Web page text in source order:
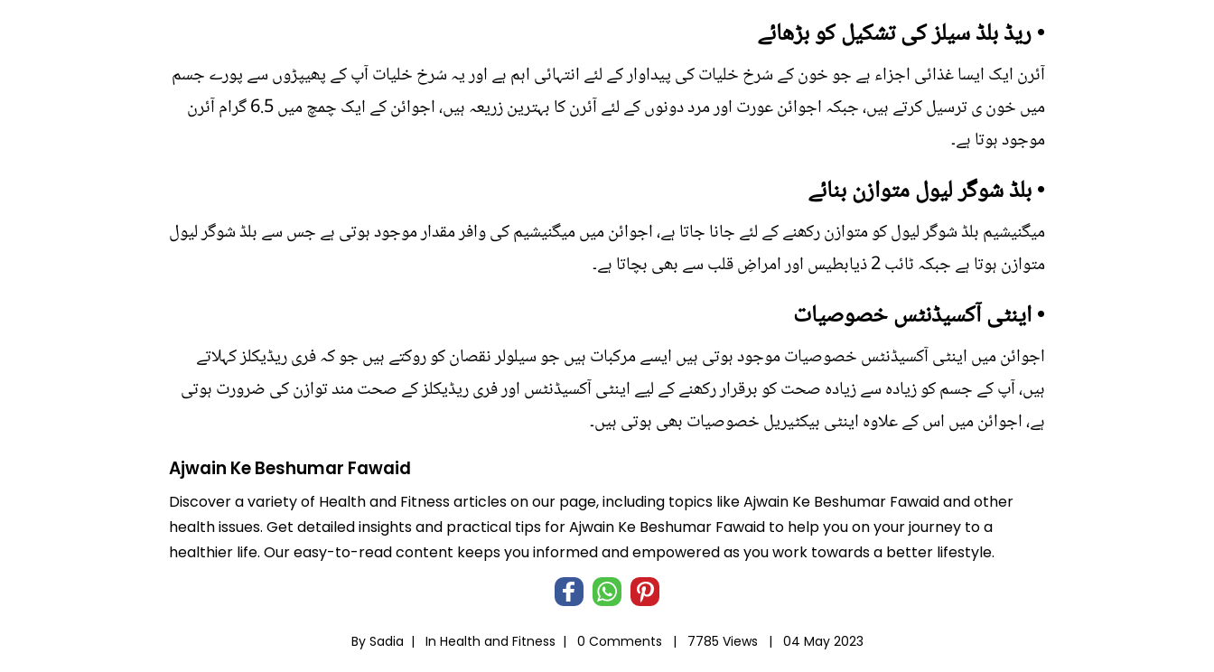
• ریڈ بلڈ سیلز کی تشکیل کو بڑھائے
آئرن ایک ایسا غذائی اجزاء ہے جو خون کے سُرخ خلیات کی پیداوار کے لئے انتہائی اہم ہے اور یہ سُرخ خلیات آپ کے پھیپڑوں سے پورے جسم
میں خون ی ترسیل کرتے ہیں، جبکہ اجوائن عورت اور مرد دونوں کے لئے آئرن کا بہترین زریعہ ہیں، اجوائن کے ایک چمچ میں 6.5 گرام آئرن
موجود ہوتا ہے۔
• بلڈ شوگر لیول متوازن بنائے
میگنیشیم بلڈ شوگر لیول کو متوازن رکھنے کے لئے جانا جاتا ہے، اجوائن میں میگنیشیم کی وافر مقدار موجود ہوتی ہے جس سے بلڈ شوگر لیول
متوازن ہوتا ہے جبکہ ٹائب 2 ذیابطیس اور امراضِ قلب سے بھی بچاتا ہے۔
• اینٹی آکسیڈنٹس خصوصیات
اجوائن میں اینٹی آکسیڈنٹس خصوصیات موجود ہوتی ہیں ایسے مرکبات ہیں جو سیلولر نقصان کو روکتے ہیں جو کہ فری ریڈیکلز کہلاتے
ہیں، آپ کے جسم کو زیادہ سے زیادہ صحت کو برقرار رکھنے کے لیے اینٹی آکسیڈنٹس اور فری ریڈیکلز کے صحت مند توازن کی ضرورت ہوتی
ہے، اجوائن میں اس کے علاوہ اینٹی بیکٹیریل خصوصیات بھی ہوتی ہیں۔
Ajwain Ke Beshumar Fawaid
Discover a variety of Health and Fitness articles on our page, including topics like Ajwain Ke Beshumar Fawaid and other
health issues. Get detailed insights and practical tips for Ajwain Ke Beshumar Fawaid to help you on your journey to a
healthier life. Our easy-to-read content keeps you informed and empowered as you work towards a better lifestyle.
By Sadia | In Health and Fitness | 0 Comments | 7785 Views | 04 May 2023